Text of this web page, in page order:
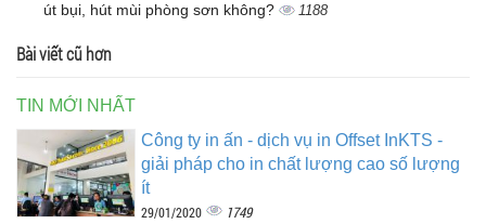
út bụi, hút mùi phòng sơn không?
1188
Bài viết cũ hơn
TIN MỚI NHẤT
Công ty in ấn - dịch vụ in Offset InKTS -
giải pháp cho in chất lượng cao số lượng
ít
29/01/2020 1749